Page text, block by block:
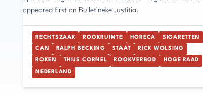
appeared first on Bulletineke Justitia.
RECHTSZAAK ROOKRUIMTE HORECA SIGARETTEN
CAN RALPH BECKING STAAT RICK WOLSING
ROKEN THIJS CORNEL ROOKVERBOD HOGE RAAD
NEDERLAND